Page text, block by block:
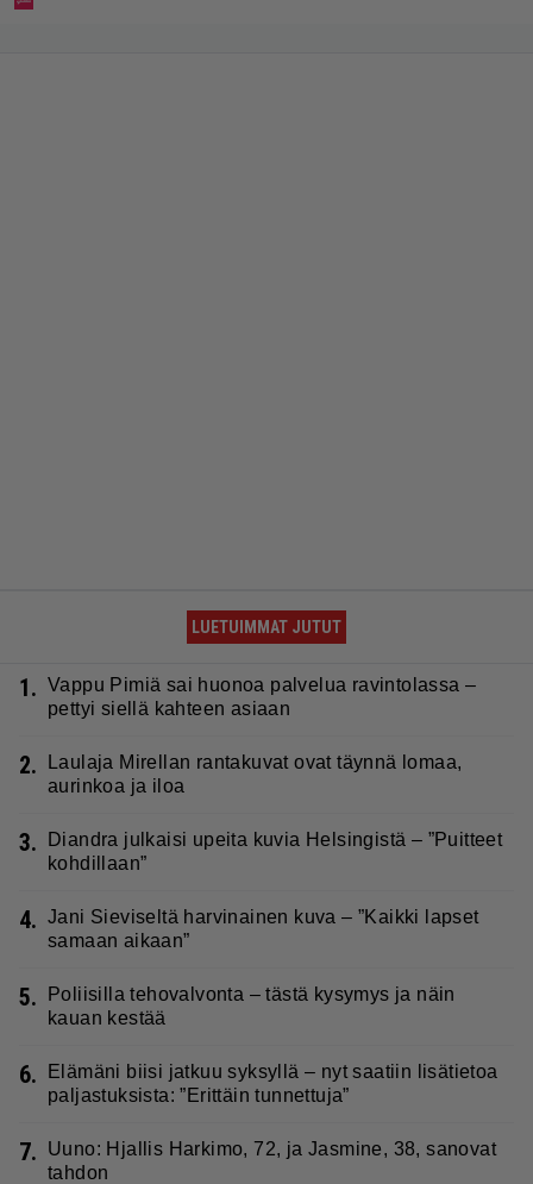
LUETUIMMAT JUTUT
1. Vappu Pimiä sai huonoa palvelua ravintolassa –
pettyi siellä kahteen asiaan
2.
Laulaja Mirellan rantakuvat ovat täynnä lomaa,
aurinkoa ja iloa
3.
Diandra julkaisi upeita kuvia Helsingistä – ”Puitteet
kohdillaan”
4. Jani Sieviseltä harvinainen kuva – ”Kaikki lapset
samaan aikaan”
5.
Poliisilla tehovalvonta – tästä kysymys ja näin
kauan kestää
6.
Elämäni biisi jatkuu syksyllä – nyt saatiin lisätietoa
paljastuksista: ”Erittäin tunnettuja”
7.
Uuno: Hjallis Harkimo, 72, ja Jasmine, 38, sanovat
tahdon